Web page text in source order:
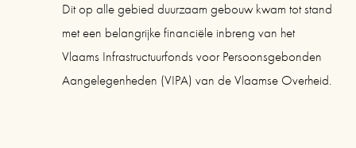
Dit op alle gebied duurzaam gebouw kwam tot stand
met een belangrijke financiële inbreng van het
Vlaams Infrastructuurfonds voor Persoonsgebonden
Aangelegenheden (VIPA) van de Vlaamse Overheid.